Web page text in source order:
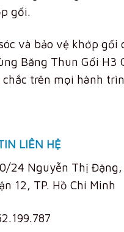
gối.
và bảo vệ khớp gối
Băng Thun Gối H3
trên mọi hành
LIÊN HỆ
24 Nguyễn Thị Đặng,
12, TP. Hồ Chí Minh